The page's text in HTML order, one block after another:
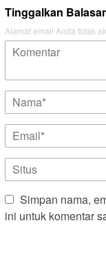
Tinggalkan
Alamat email Anda tidak
Simpan nama,
ini untuk komentar